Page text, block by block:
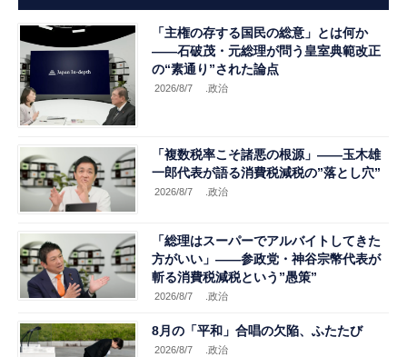
「主権の存する国民の総意」とは何か
――石破茂・元総理が問う皇室典範改正
の“素通り”された論点
2026/8/7 .政治
「複数税率こそ諸悪の根源」――玉木雄
一郎代表が語る消費税減税の”落とし穴”
2026/8/7 .政治
「総理はスーパーでアルバイトしてきた
方がいい」――参政党・神谷宗幣代表が
斬る消費税減税という”愚策”
2026/8/7 .政治
8月の「平和」合唱の欠陥、ふたたび
2026/8/7 .政治